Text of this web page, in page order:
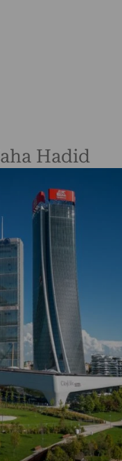
Hadid